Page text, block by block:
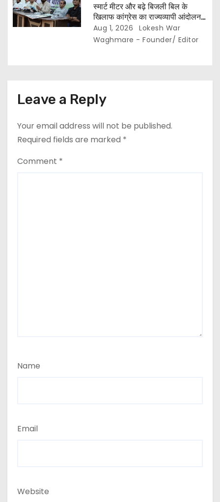
स्मार्ट मीटर और बढ़े बिजली बिल के
खिलाफ कांग्रेस का राज्यव्यापी आंदोलन,,
2 अगस्त से घर-घर अभियान,, दाम घटाने
और 400 यूनिट हाफ योजना बहाल करने
Aug 1, 2026
Lokesh War
Waghmare - Founder/ Editor
Leave a Reply
Your email address will not be published.
Required fields are marked *
Comment *
Name
Email
Website